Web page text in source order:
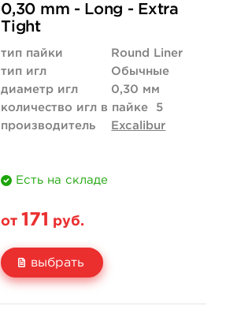
купить купить
0,30 mm - Long - Extra
Tight
тип пайки
Round Liner
тип игл
Обычные
диаметр игл
0,30 мм
количество игл в пайке
5
производитель
Excalibur
Есть на складе
от 171 руб.
выбрать